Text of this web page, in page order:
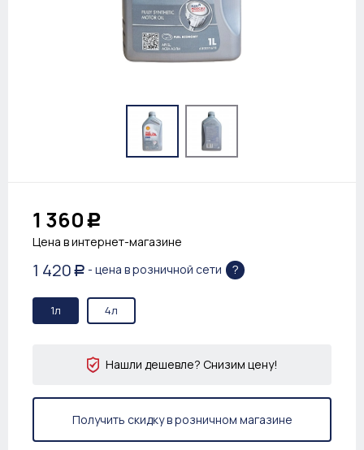
1 360 Р
Цена в интернет-магазине
1 420 Р - цена в розничной сети ?
1л 4л
Нашли дешевле? Снизим цену!
Получить скидку в розничном магазине